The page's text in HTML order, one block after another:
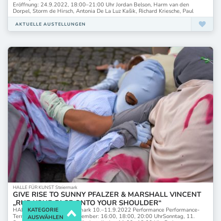
Eröffnung: 24.9.2022, 18:00–21:00 Uhr Jordan Belson, Harm van den
Dorpel, Storm de Hirsch, Antonia De La Luz Kašik, Richard Kriesche, Paul
AKTUELLE AUSTELLUNGEN
HALLE FÜR KUNST Steiermark
GIVE RISE TO SUNNY PFALZER & MARSHALL VINCENT
„RUB YOUR FACE ONTO YOUR SHOULDER“
HALLE FÜR KUNST Steiermark 10.–11.9.2022 Performance Performance-
Termine:Samstag, 10. September: 16:00, 18:00, 20:00 UhrSonntag, 11.
KATEGORIE
AUSWÄHLEN